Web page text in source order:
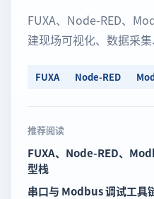
FUXA、Node-RED、
建现场可视化、数据采
FUXA Node-RED
推荐阅读
FUXA、Node-RED、
型栈
串口与 Modbus 调试工具